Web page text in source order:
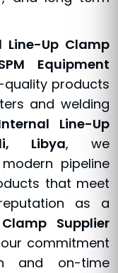
Line-Up Clamp
Equipment
products
and welding
Line-Up
Libya, we
pipeline
that meet
as a
Supplier
commitment
and on-time